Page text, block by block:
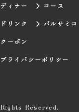
ディナー
コース
ドリンク
バルサミコ
クーポン
プライバシーポリシー
Reserved.